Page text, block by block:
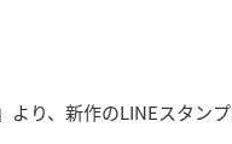
より、新作のLINEスタン